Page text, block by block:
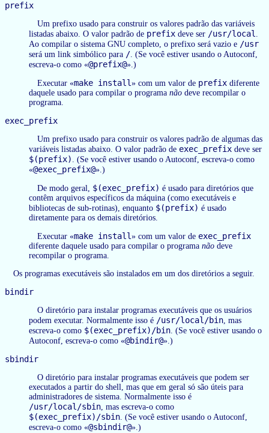
prefix
Um prefixo usado para construir os valores padrão das variáveis
listadas abaixo. O valor padrão de prefix deve ser /usr/local.
Ao compilar o sistema GNU completo, o prefixo será vazio e /usr
será um link simbólico para /. (Se você estiver usando o Autoconf,
escreva-o como «@prefix@».)
Executar «make install» com um valor de prefix diferente
daquele usado para compilar o programa não deve recompilar o
programa.
exec_prefix
Um prefixo usado para construir os valores padrão de algumas das
variáveis listadas abaixo. O valor padrão de exec_prefix deve ser
$(prefix) . (Se você estiver usando o Autoconf, escreva-o como
«@exec_prefix@».)
De modo geral, $(exec_prefix) é usado para diretórios que
contêm arquivos específicos da máquina (como executáveis e
bibliotecas de sub-rotinas), enquanto $(prefix) é usado
diretamente para os demais diretórios.
Executar «make install» com um valor de exec_prefix
diferente daquele usado para compilar o programa não deve
recompilar o programa.
Os programas executáveis são instalados em um dos diretórios a seguir.
bindir
O diretório para instalar programas executáveis que os usuários
podem executar. Normalmente isso é /usr/local/bin, mas
escreva-o como $(exec_prefix)/bin. (Se você estiver usando o
Autoconf, escreva-o como «@bindir@».)
sbindir
O diretório para instalar programas executáveis que podem ser
executados a partir do shell, mas que em geral só são úteis para
administradores de sistema. Normalmente isso é
/usr/local/sbin, mas escreva-o como
$(exec_prefix)/sbin. (Se você estiver usando o Autoconf,
escreva-o como «@sbindir@».)